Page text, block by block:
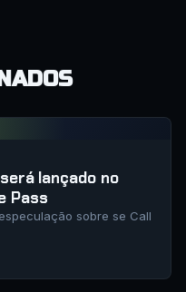
lançado no
Pass
sobre se Call